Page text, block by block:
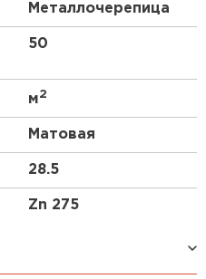
Металлочерепица
50
м2
Матовая
28.5
Zn 275